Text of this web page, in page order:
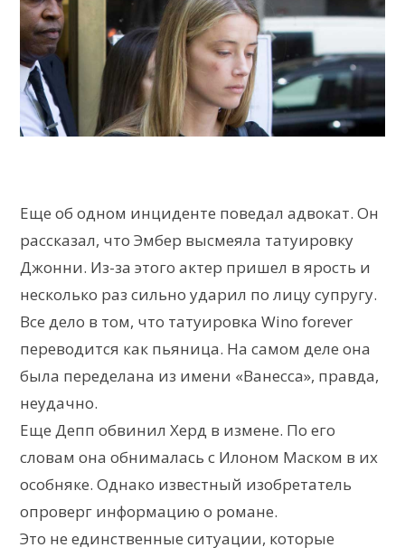
Еще об одном инциденте поведал адвокат. Он
рассказал, что Эмбер высмеяла татуировку
Джонни. Из-за этого актер пришел в ярость и
несколько раз сильно ударил по лицу супругу.
Все дело в том, что татуировка Wino forever
переводится как пьяница. На самом деле она
была переделана из имени «Ванесса», правда,
неудачно.
Еще Депп обвинил Херд в измене. По его
словам она обнималась с Илоном Маском в их
особняке. Однако известный изобретатель
опроверг информацию о романе.
Это не единственные ситуации, которые